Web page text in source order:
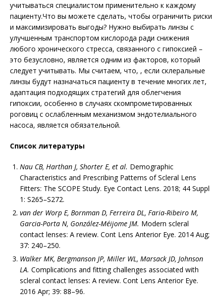
учитываться специалистом применительно к каждому
пациенту.Что вы можете сделать, чтобы ограничить риски
и максимизировать выгоды? Нужно выбирать линзы с
улучшенным транспортом кислорода ради снижения
любого хронического стресса, связанного с гипоксией –
это безусловно, является одним из факторов, который
следует учитывать. Мы считаем, что, , если склеральные
линзы будут назначаться пациенту в течение многих лет,
адаптация подходящих стратегий для облегчения
гипоксии, особенно в случаях скомпрометированных
роговиц с ослабленным механизмом эндотелиального
насоса, является обязательной.
Список литературы
Nau CB, Harthan J, Shorter E, et al. Demographic
Characteristics and Prescribing Patterns of Scleral Lens
Fitters: The SCOPE Study. Eye Contact Lens. 2018; 44 Suppl
1: S265–S272.
van der Worp E, Bornman D, Ferreira DL, Faria-Ribeiro M,
Garcia-Porta N, González-Méijome JM. Modern scleral
contact lenses: A review. Cont Lens Anterior Eye. 2014 Aug;
37: 240–250.
Walker MK, Bergmanson JP, Miller WL, Marsack JD, Johnson
LA. Complications and fitting challenges associated with
scleral contact lenses: A review. Cont Lens Anterior Eye.
2016 Apr; 39: 88–96.